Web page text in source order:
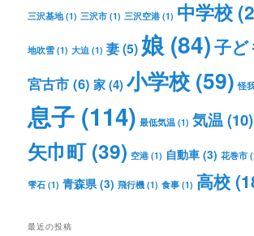
三沢基地(1) 三沢市 (1) 三沢空港 (1) 中学校
地吹雪 (1) 大迫 (1) 妻(5) 娘 (84)子ど
宮古市 (6) 家(4)小学校 (59) 怪
息子 (114) 最低気温 (1) 気温(10)
矢巾町(39) 空港 (1) 自動車 (3) 花巻市
雫石 (1) 青森県 (3) 飛行機 (1) 食事 (1) 高校
最近の投稿